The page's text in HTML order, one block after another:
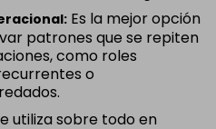
Es la mejor opción
patrones que se repiten
como roles
o
utiliza sobre todo en